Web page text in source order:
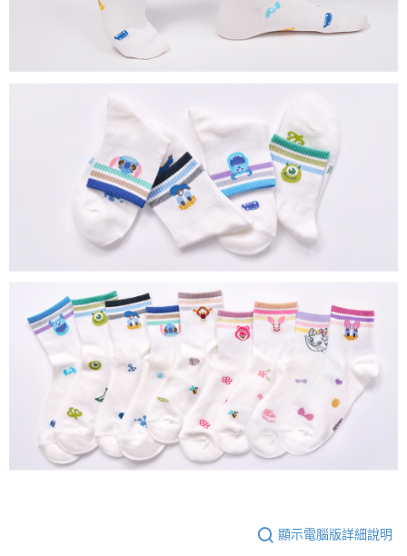
顯示電腦版詳細說明